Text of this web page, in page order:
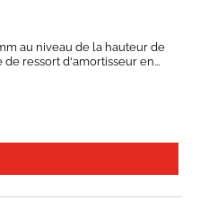
au niveau de la hauteur de
ressort d'amortisseur en...